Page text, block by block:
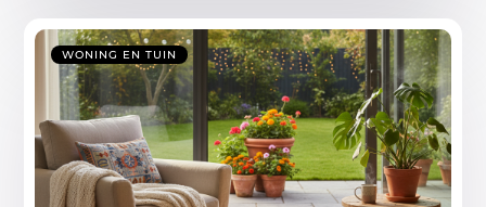
WONING EN TUIN